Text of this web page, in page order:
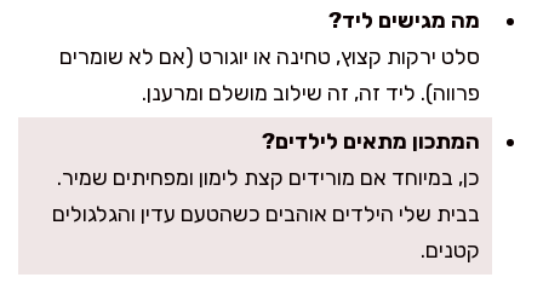
מה מגישים ליד?
סלט ירקות קצוץ, טחינה או יוגורט (אם לא שומרים
פרווה). ליד זה, זה שילוב מושלם ומרענן.
המתכון מתאים לילדים?
כן, במיוחד אם מורידים קצת לימון ומפחיתים שמיר.
בבית שלי הילדים אוהבים כשהטעם עדין והגלגולים
קטנים.